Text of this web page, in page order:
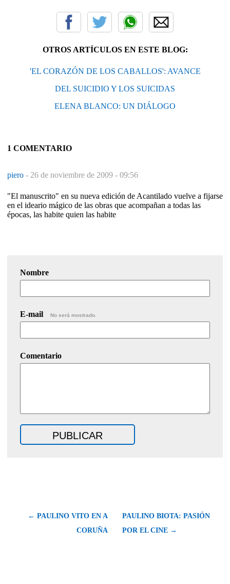
OTROS ARTÍCULOS EN ESTE BLOG:
'EL CORAZÓN DE LOS CABALLOS': AVANCE
DEL SUICIDIO Y LOS SUICIDAS
ELENA BLANCO: UN DIÁLOGO
1 COMENTARIO
piero - 26 de noviembre de 2009 - 09:56
"El manuscrito" en su nueva edición de Acantilado vuelve a fijarse
en el ideario mágico de las obras que acompañan a todas las
épocas, las habite quien las habite
Nombre
E-mail No será mostrado.
Comentario
← PAULINO VITO EN A
CORUÑA
PAULINO BIOTA: PASIÓN
POR EL CINE →